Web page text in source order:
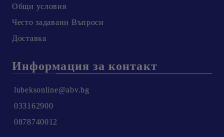
Общи условия
Честo задавани Въпроси
Доставка
Информация за контакт
lubeksonline@abv.bg
033162900
0878740012